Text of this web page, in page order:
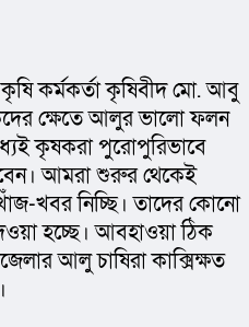
কর্মকর্তা কৃষিবীদ মো. আবু
ক্ষেতে আলুর ভালো ফলন
কৃষকরা পুরোপুরিভাবে
আমরা শুরুর থেকেই
খবর নিচ্ছি। তাদের কোনো
হচ্ছে। আবহাওয়া ঠিক
আলু চাষিরা কাক্সিক্ষত